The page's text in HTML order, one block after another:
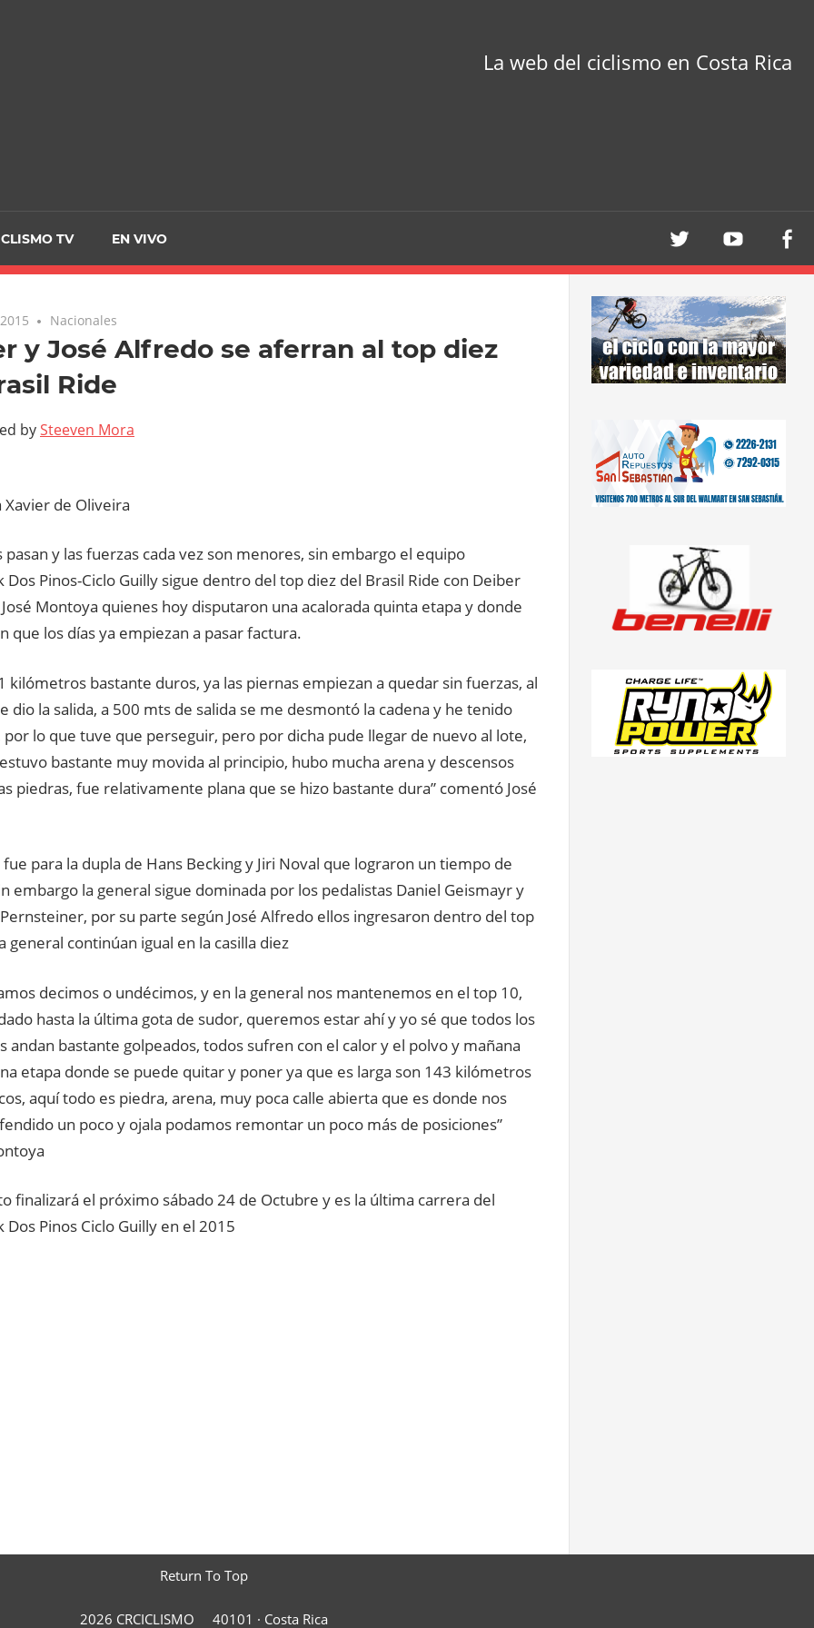
La web del ciclismo en Costa Rica
TV EN VIVO
Nacionales
y José Alfredo se aferran al top diez
Ride
bySteeven Mora
Xavier de Oliveira
pasan y las fuerzas cada vez son menores, sin embargo el equipo
Dos Pinos-Ciclo Guilly sigue dentro del top diez del Brasil Ride con Deiber
Montoya quienes hoy disputaron una acalorada quinta etapa y donde
que los días ya empiezan a pasar factura.
kilómetros bastante duros, ya las piernas empiezan a quedar sin fuerzas, al
dio la salida, a 500 mts de salida se me desmontó la cadena y he tenido
por lo que tuve que perseguir, pero por dicha pude llegar de nuevo al lote,
bastante muy movida al principio, hubo mucha arena y descensos
piedras, fue relativamente plana que se hizo bastante dura” comentó José
para la dupla de Hans Becking y Jiri Noval que lograron un tiempo de
embargo la general sigue dominada por los pedalistas Daniel Geismayr y
por su parte según José Alfredo ellos ingresaron dentro del top
general continúan igual en la casilla diez
decimos o undécimos, y en la general nos mantenemos en el top 10,
hasta la última gota de sudor, queremos estar ahí y yo sé que todos los
andan bastante golpeados, todos sufren con el calor y el polvo y mañana
etapa donde se puede quitar y poner ya que es larga son 143 kilómetros
aquí todo es piedra, arena, muy poca calle abierta que es donde nos
un poco y ojala podamos remontar un poco más de posiciones”
finalizará el próximo sábado 24 de Octubre y es la última carrera del
Dos Pinos Ciclo Guilly en el 2015
Return To Top
2026 CRCICLISMO 40101 · Costa Rica